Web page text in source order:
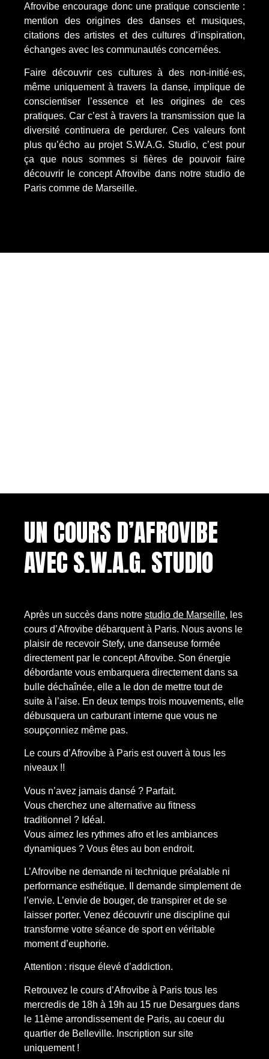
Afrovibe encourage donc une pratique consciente :
mention des origines des danses et musiques,
citations des artistes et des cultures d’inspiration,
échanges avec les communautés concernées.
Faire découvrir ces cultures à des non-initié·es,
même uniquement à travers la danse, implique de
conscientiser l’essence et les origines de ces
pratiques. Car c’est à travers la transmission que la
diversité continuera de perdurer. Ces valeurs font
plus qu’écho au projet S.W.A.G. Studio, c’est pour
ça que nous sommes si fières de pouvoir faire
découvrir le concept Afrovibe dans notre studio de
Paris comme de Marseille.
UN COURS D’AFROVIBE
AVEC S.W.A.G. STUDIO
Après un succès dans notre studio de Marseille, les
cours d’Afrovibe débarquent à Paris. Nous avons le
plaisir de recevoir Stefy, une danseuse formée
directement par le concept Afrovibe. Son énergie
débordante vous embarquera directement dans sa
bulle déchaînée, elle a le don de mettre tout de
suite à l’aise. En deux temps trois mouvements, elle
débusquera un carburant interne que vous ne
soupçonniez même pas.
Le cours d’Afrovibe à Paris est ouvert à tous les
niveaux !!
Vous n’avez jamais dansé ? Parfait.
Vous cherchez une alternative au fitness
traditionnel ? Idéal.
Vous aimez les rythmes afro et les ambiances
dynamiques ? Vous êtes au bon endroit.
L’Afrovibe ne demande ni technique préalable ni
performance esthétique. Il demande simplement de
l’envie. L’envie de bouger, de transpirer et de se
laisser porter. Venez découvrir une discipline qui
transforme votre séance de sport en véritable
moment d’euphorie.
Attention : risque élevé d’addiction.
Retrouvez le cours d’Afrovibe à Paris tous les
mercredis de 18h à 19h au 15 rue Desargues dans
le 11ème arrondissement de Paris, au coeur du
quartier de Belleville. Inscription sur site
uniquement !